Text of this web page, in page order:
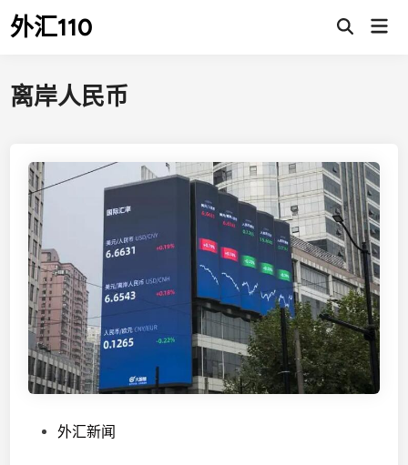
Skip
to外汇110
Open
离岸人民币
外汇新闻